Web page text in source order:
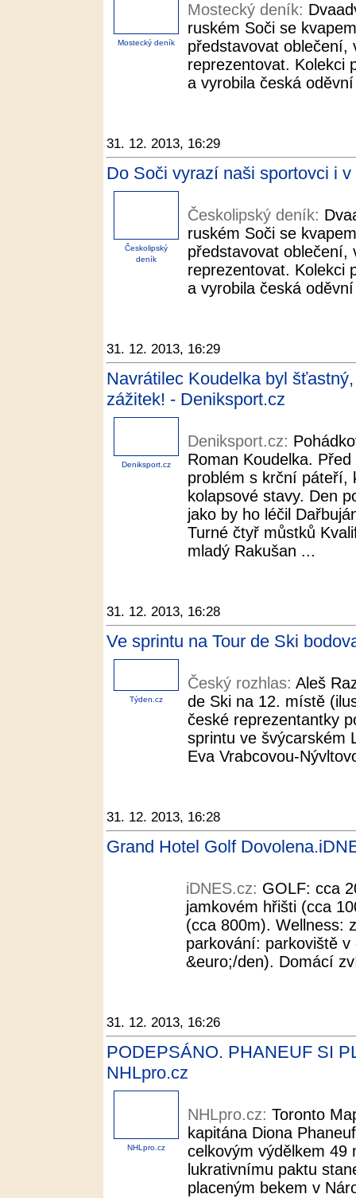
Mostecký deník
Mostecký deník:
ruském Soči se
představovat oblečení,
reprezentovat. Kolekci
a vyrobila česká
31. 12. 2013, 16:29
Do Soči vyrazí naši sportovci i
Českolipský
deník
Českolipský deník:
ruském Soči se
představovat oblečení,
reprezentovat. Kolekci
a vyrobila česká
31. 12. 2013, 16:29
Navrátilec Koudelka byl
zážitek! - Deniksport.cz
Deniksport.cz
Deniksport.cz:
Roman Koudelka.
problém s krční páteří,
kolapsové stavy. Den
jako by ho léčil
Turné čtyř můstků
mladý Rakušan ...
31. 12. 2013, 16:28
Ve sprintu na Tour de Ski
Týden.cz
Český rozhlas: Aleš
de Ski na 12. místě
české reprezentantky
sprintu ve švýcarském
Eva Vrabcovou-
31. 12. 2013, 16:28
Grand Hotel Golf
iDNES.cz: GOLF: cca
jamkovém hřišti (cca
(cca 800m). Wellness:
parkování: parkoviště
&euro;/den). Domácí
31. 12. 2013, 16:26
PODEPSÁNO. PHANEUF SI
NHLpro.cz
NHLpro.cz
NHLpro.cz: Toronto
kapitána Diona
celkovým výdělkem 49
lukrativnímu paktu
placeným bekem v